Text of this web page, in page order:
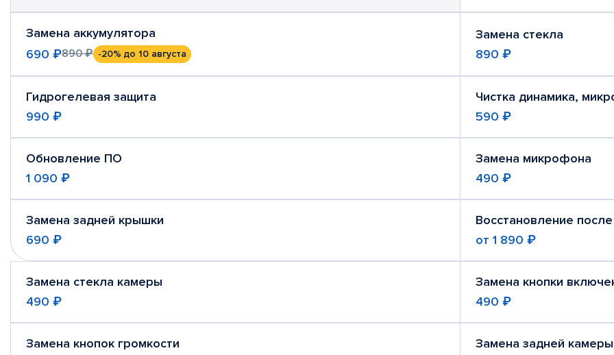
Замена аккумулятора
690 ₽890 ₽ -20% до 10 августа
Замена стекла
890 ₽
Гидрогелевая защита
990 ₽
Чистка динамика,
590 ₽
Обновление ПО
1 090 ₽
Замена микрофона
490 ₽
Замена задней крышки
690 ₽
Восстановление
от 1 890 ₽
Замена стекла камеры
490 ₽
Замена кнопки
490 ₽
Замена кнопок громкости
Замена задней камеры